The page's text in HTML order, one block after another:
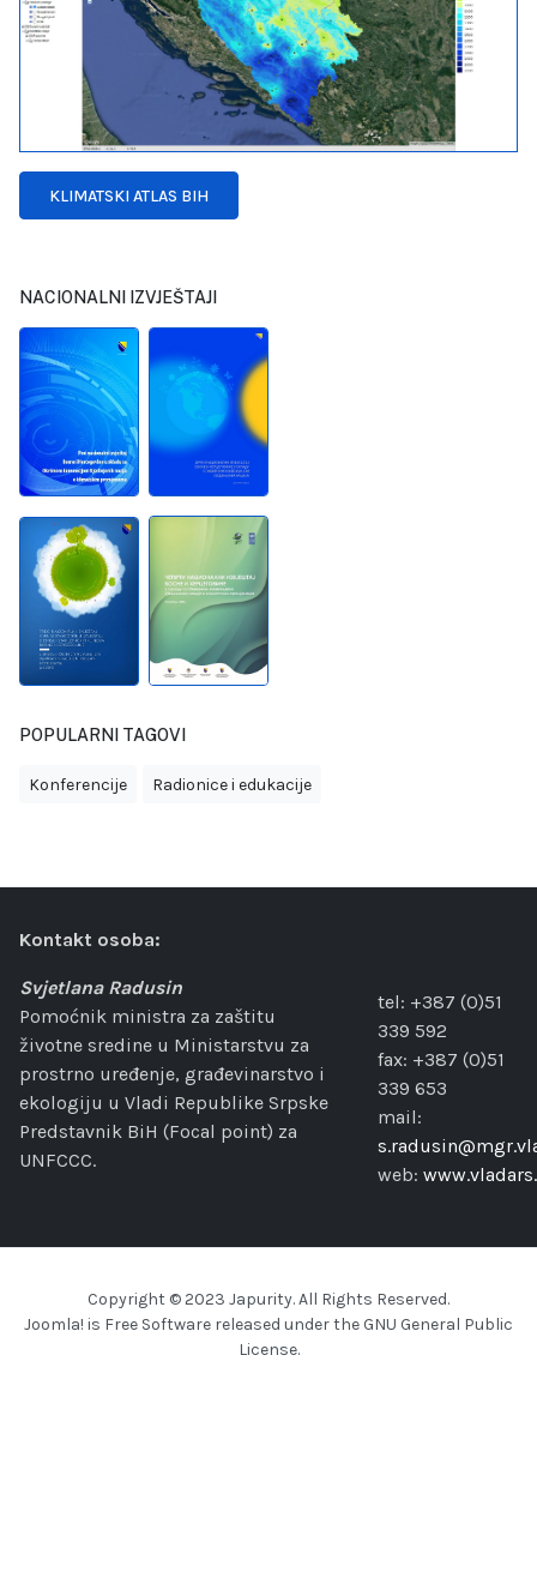
KLIMATSKI ATLAS BIH
NACIONALNI IZVJEŠTAJI
POPULARNI TAGOVI
Konferencije Radionice i edukacije
Kontakt osoba:
Svjetlana Radusin
Pomoćnik ministra za zaštitu
životne sredine u Ministarstvu za
prostrno uređenje, građevinarstvo i
ekologiju u Vladi Republike Srpske
Predstavnik BiH (Focal point) za
UNFCCC.
tel: +387 (0)51
339 592
fax: +387 (0)51
339 653
mail:
web:
Copyright © 2023 Japurity. All Rights Reserved.
Joomla! is Free Software released under the GNU General Public
License.